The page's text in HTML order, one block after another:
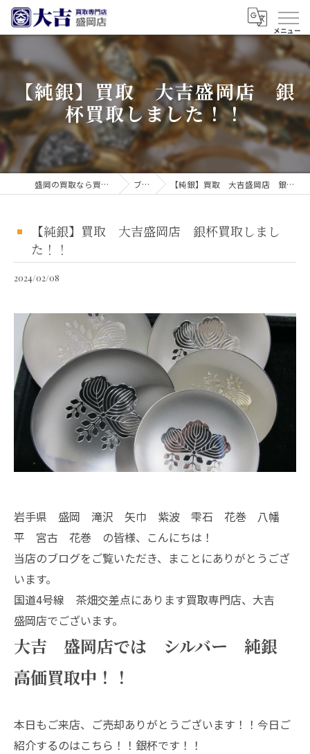
【純銀】買取 大吉盛岡店 銀
杯買取しました！！
盛岡の買取なら買取大吉 盛岡店 ブログ 【純銀】買取 大吉盛岡店 銀杯買取しました！！
【純銀】買取 大吉盛岡店 銀杯買取しまし
た！！
2024/02/08
岩手県 盛岡 滝沢 矢巾 紫波 雫石 花巻 八幡
平 宮古 花巻 の皆様、こんにちは！
当店のブログをご覧いただき、まことにありがとうござ
います。
国道4号線 茶畑交差点にあります買取専門店、大吉
盛岡店でございます。
大吉 盛岡店では シルバー 純銀
高価買取中！！
本日もご来店、ご売却ありがとうございます！！今日ご
紹介するのはこちら！！銀杯です！！